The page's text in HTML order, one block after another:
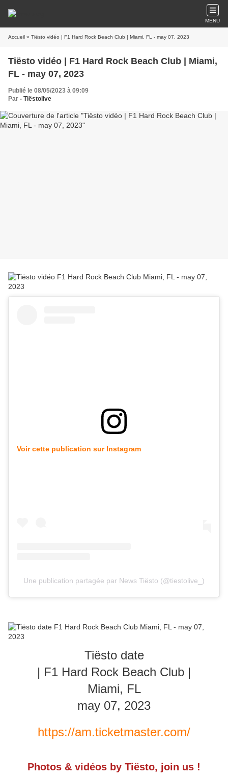
MENU
Accueil » Tiësto vidéo | F1 Hard Rock Beach Club | Miami, FL - may 07, 2023
Tiësto vidéo | F1 Hard Rock Beach Club | Miami,
FL - may 07, 2023
Publié le 08/05/2023 à 09:09
Par - Tiëstolive
Voir cette publication sur Instagram
Une publication partagée par News Tiësto (@tiestolive_)
Tiësto date
| F1 Hard Rock Beach Club |
Miami, FL
may 07, 2023
https://am.ticketmaster.com/
Photos & vidéos by Tiësto, join us !